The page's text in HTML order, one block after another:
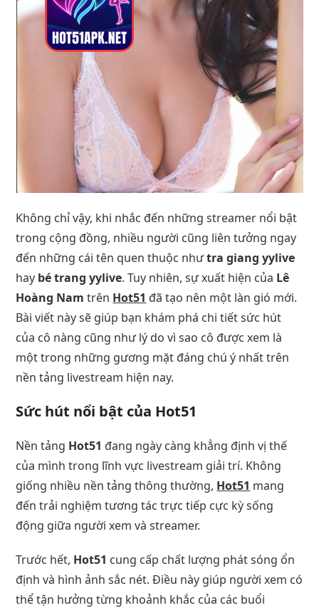
Không chỉ vậy, khi nhắc đến những streamer nổi bật
trong cộng đồng, nhiều người cũng liên tưởng ngay
đến những cái tên quen thuộc nhưtra giang yylive
hay bé trang yylive. Tuy nhiên, sự xuất hiện của Lê
Hoàng Nam trên Hot51 đã tạo nên một làn gió mới.
Bài viết này sẽ giúp bạn khám phá chi tiết sức hút
của cô nàng cũng như lý do vì sao cô được xem là
một trong những gương mặt đáng chú ý nhất trên
nền tảng livestream hiện nay.
Sức hút nổi bật của Hot51
Nền tảng Hot51 đang ngày càng khẳng định vị thế
của mình trong lĩnh vực livestream giải trí. Không
giống nhiều nền tảng thông thường, Hot51 mang
đến trải nghiệm tương tác trực tiếp cực kỳ sống
động giữa người xem và streamer.
Trước hết, Hot51 cung cấp chất lượng phát sóng ổn
định và hình ảnh sắc nét. Điều này giúp người xem có
thể tận hưởng từng khoảnh khắc của các buổi